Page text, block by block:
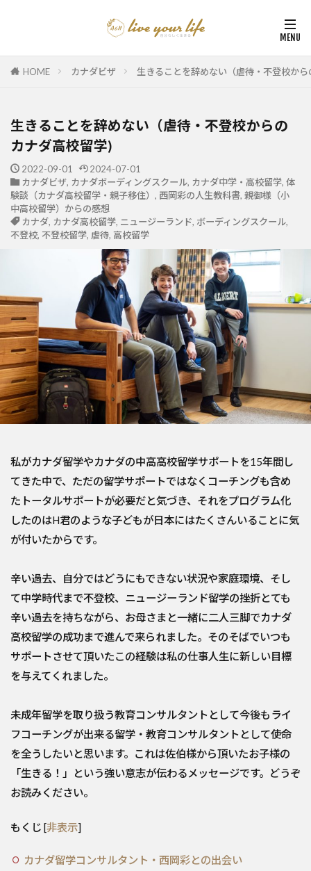
HOME カナダビザ 生きることを辞めない（虐待・不登校か
生きることを辞めない（虐待・不登校からの
カナダ高校留学)
2022-09-01
2024-07-01
カナダビザ, カナダボーディングスクール, カナダ中学・高校留学, 体
験談（カナダ高校留学・親子移住） , 西岡彩の人生教科書, 親御様（小
中高校留学）からの感想
カナダ, カナダ高校留学, ニュージーランド, ボーディングスクール,
不登校, 不登校留学, 虐待, 高校留学
私がカナダ留学やカナダの中高高校留学サポートを15年間し
てきた中で、ただの留学サポートではなくコーチングも含め
たトータルサポートが必要だと気づき、それをプログラム化
したのはH君のような子どもが日本にはたくさんいることに気
が付いたからです。
辛い過去、自分ではどうにもできない状況や家庭環境、そし
て中学時代まで不登校、ニュージーランド留学の挫折とても
辛い過去を持ちながら、お母さまと一緒に二人三脚でカナダ
高校留学の成功まで進んで来られました。そのそばでいつも
サポートさせて頂いたこの経験は私の仕事人生に新しい目標
を与えてくれました。
未成年留学を取り扱う教育コンサルタントとして今後もライ
フコーチングが出来る留学・教育コンサルタントとして使命
を全うしたいと思います。これは佐伯様から頂いたお子様の
「生きる！」という強い意志が伝わるメッセージです。どうぞ
お読みください。
もくじ [非表示]
カナダ留学コンサルタント・西岡彩との出会い